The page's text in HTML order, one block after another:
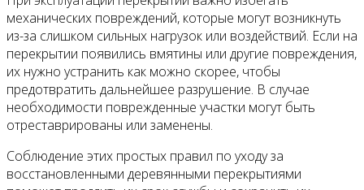
механических повреждений, которые могут возникнуть
из-за слишком сильных нагрузок или воздействий. Если на
перекрытии появились вмятины или другие повреждения,
их нужно устранить как можно скорее, чтобы
предотвратить дальнейшее разрушение. В случае
необходимости поврежденные участки могут быть
отреставрированы или заменены.
Соблюдение этих простых правил по уходу за
восстановленными деревянными перекрытиями